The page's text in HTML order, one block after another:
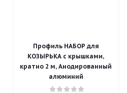
Профиль НАБОР для
КОЗЫРЬКА с крышками,
кратно 2 м, Анодированный
алюминий